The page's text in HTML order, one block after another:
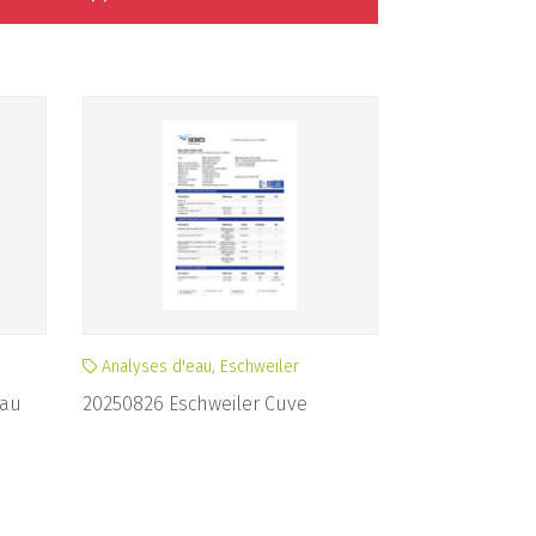
Analyses d'eau, Eschweiler
20250826 Eschweiler Cuve